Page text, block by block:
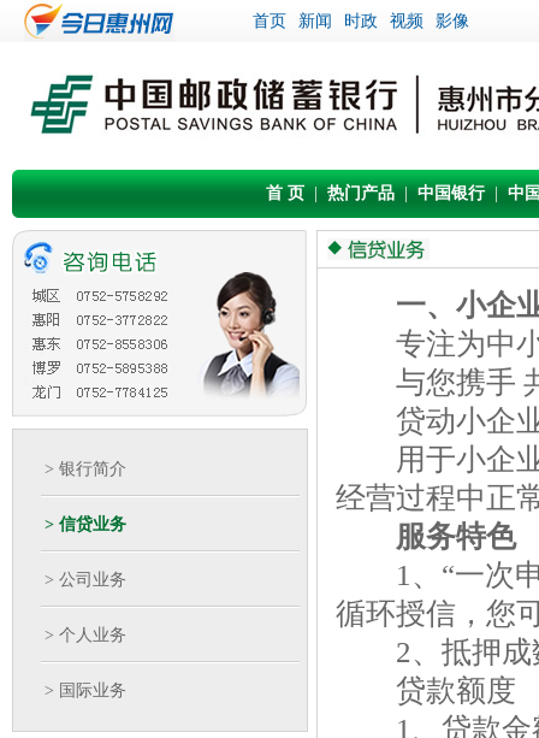
首页 新闻 时政 视频 影像
首 页 热门产品 中国银行| 中
> 银行简介
> 信贷业务
> 公司业务
> 个人业务
> 国际业务
一、小企
专注为中小
与您携手
贷动小企业
用于小企业
经营过程中正
服务特色
1、“一次申
循环授信，您
2、抵押成
贷款额度
1、贷款金